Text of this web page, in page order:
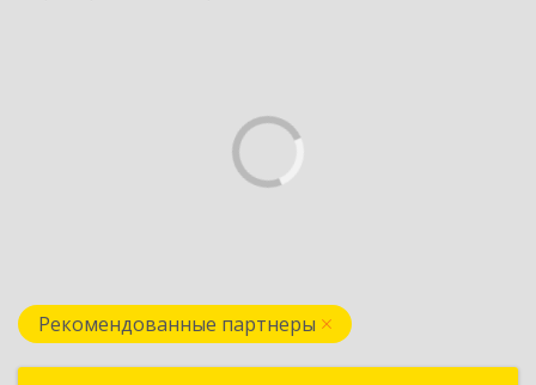
Рекомендованные партнеры